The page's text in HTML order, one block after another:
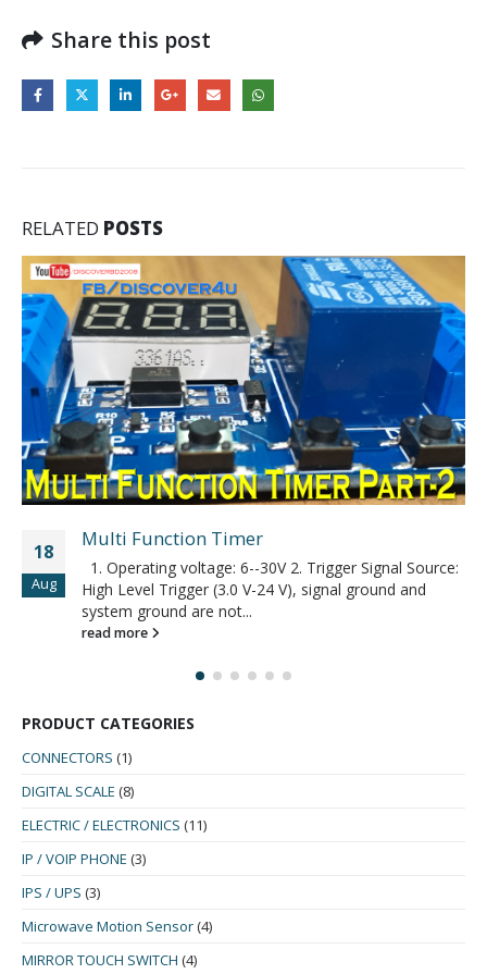
Share this post
RELATED POSTS
18
Aug
Multi Function Timer
1. Operating voltage: 6--30V 2. Trigger Signal Source:
High Level Trigger (3.0 V-24 V), signal ground and
system ground are not...
read more
PRODUCT CATEGORIES
CONNECTORS (1)
DIGITAL SCALE (8)
ELECTRIC / ELECTRONICS (11)
IP / VOIP PHONE (3)
IPS / UPS (3)
Microwave Motion Sensor(4)
MIRROR TOUCH SWITCH (4)